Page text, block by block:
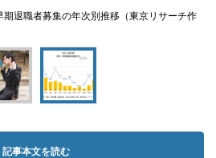
期退職者募集の年次別推移（東京リサーチ作
記事本文を読む